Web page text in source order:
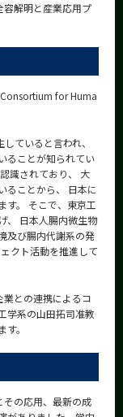
解明と産業応用プ
for Huma
ていると言われ、
ることが知られてい
識されており、 大
ることから、 日本に
す。 そこで、東京工
、 日本人腸内微生物
及び腸内代謝系の発
クト活動を推進して
との連携によるコ
学系の山田拓司准教
。
の応用、最新の成